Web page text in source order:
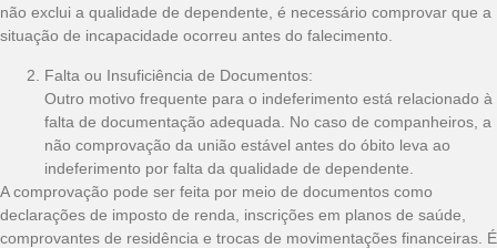
não exclui a qualidade de dependente, é necessário comprovar que a
situação de incapacidade ocorreu antes do falecimento.
Falta ou Insuficiência de Documentos:
Outro motivo frequente para o indeferimento está relacionado à
falta de documentação adequada. No caso de companheiros, a
não comprovação da união estável antes do óbito leva ao
indeferimento por falta da qualidade de dependente.
A comprovação pode ser feita por meio de documentos como
declarações de imposto de renda, inscrições em planos de saúde,
comprovantes de residência e trocas de movimentações financeiras. É